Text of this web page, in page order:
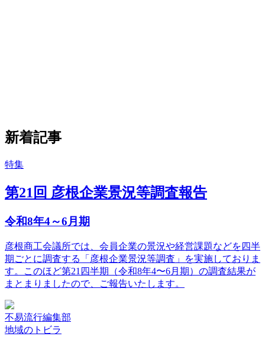
新着記事
特集
第21回 彦根企業景況等調査報告
令和8年4～6月期
彦根商工会議所では、会員企業の景況や経営課題などを四半
期ごとに調査する「彦根企業景況等調査」を実施しておりま
す。このほど第21四半期（令和8年4〜6月期）の調査結果が
まとまりましたので、ご報告いたします。
不易流行編集部
地域のトビラ